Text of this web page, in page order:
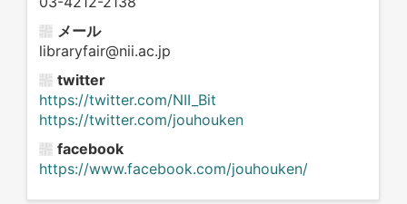
メール
libraryfair@nii.ac.jp
twitter
https://twitter.com/NII_Bit
https://twitter.com/jouhouken
facebook
https://www.facebook.com/jouhouken/